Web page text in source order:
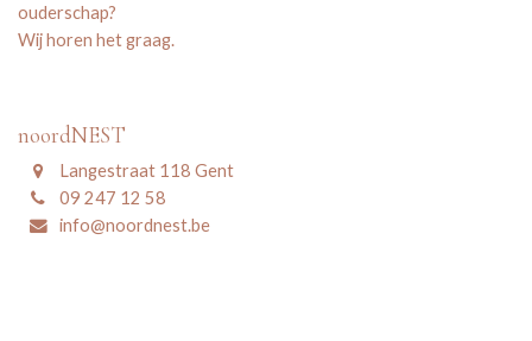
ouderschap?
Wij horen het graag.
noordNEST
Langestraat 118 Gent
09 247 12 58
info@noordnest.be